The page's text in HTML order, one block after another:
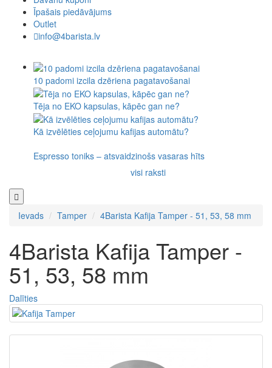
Īpašais piedāvājums
Outlet
info@4barista.lv
10 padomi izcila dzēriena pagatavošanai
Tēja no EKO kapsulas, kāpēc gan ne?
Kā izvēlēties ceļojumu kafijas automātu?
Espresso toniks – atsvaidzinošs vasaras hīts
visi raksti
Ievads Tamper 4Barista Kafija Tamper - 51, 53, 58 mm
4Barista Kafija Tamper -
51, 53, 58 mm
Dalīties